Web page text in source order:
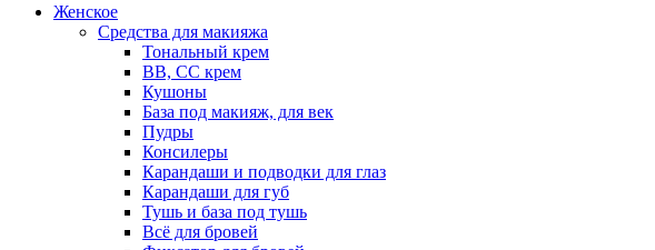
Женское
Средства для макияжа
Тональный крем
BB, CC крем
Кушоны
База под макияж, для век
Пудры
Консилеры
Карандаши и подводки для глаз
Карандаши для губ
Тушь и база под тушь
Всё для бровей